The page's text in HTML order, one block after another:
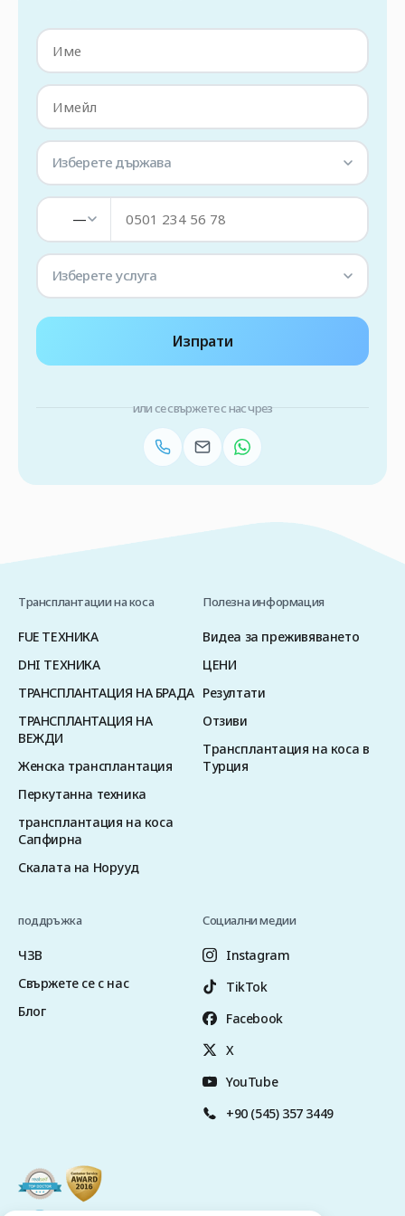
Изберете държава
—
Изберете услуга
Изпрати
или се свържете с нас чрез
Трансплантации на коса
FUE ТЕХНИКА
DHI ТЕХНИКА
ТРАНСПЛАНТАЦИЯ НА БРАДА
ТРАНСПЛАНТАЦИЯ НА
ВЕЖДИ
Женска трансплантация
Перкутанна техника
трансплантация на коса
Сапфирна
Скалата на Норууд
Полезна информация
Видеа за преживяването
ЦЕНИ
Резултати
Отзиви
Трансплантация на коса в
Турция
поддръжка
ЧЗВ
Свържете се с нас
Блог
Социални медии
Instagram
TikTok
Facebook
X
YouTube
+90 (545) 357 3449